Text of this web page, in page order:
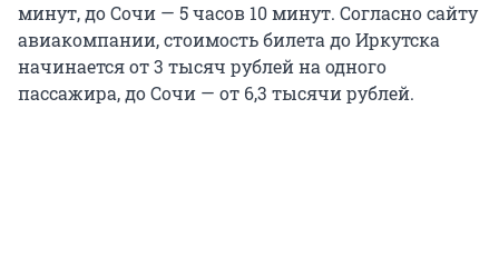
минут, до Сочи — 5 часов 10 минут. Согласно сайту
авиакомпании, стоимость билета до Иркутска
начинается от 3 тысяч рублей на одного
пассажира, до Сочи — от 6,3 тысячи рублей.